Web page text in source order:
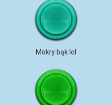
Mokry bąk lol